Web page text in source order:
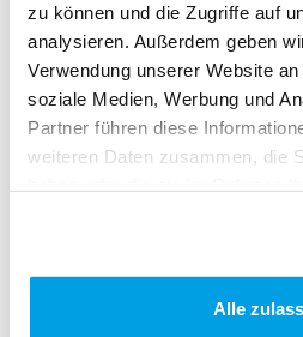
zu können und die Zugriffe auf
analysieren. Außerdem geben
Verwendung unserer Website
soziale Medien, Werbung und
Partner führen diese
weiteren Daten zusammen, die
Alle